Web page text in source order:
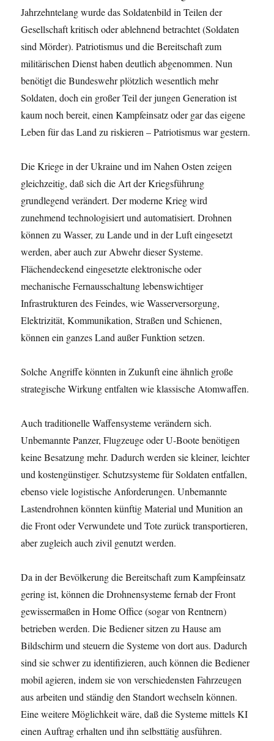
Jahrzehntelang wurde das Soldatenbild in Teilen der
Gesellschaft kritisch oder ablehnend betrachtet (Soldaten
sind Mörder). Patriotismus und die Bereitschaft zum
militärischen Dienst haben deutlich abgenommen. Nun
benötigt die Bundeswehr plötzlich wesentlich mehr
Soldaten, doch ein großer Teil der jungen Generation ist
kaum noch bereit, einen Kampfeinsatz oder gar das eigene
Leben für das Land zu riskieren – Patriotismus war gestern.
Die Kriege in der Ukraine und im Nahen Osten zeigen
gleichzeitig, daß sich die Art der Kriegsführung
grundlegend verändert. Der moderne Krieg wird
zunehmend technologisiert und automatisiert. Drohnen
können zu Wasser, zu Lande und in der Luft eingesetzt
werden, aber auch zur Abwehr dieser Systeme.
Flächendeckend eingesetzte elektronische oder
mechanische Fernausschaltung lebenswichtiger
Infrastrukturen des Feindes, wie Wasserversorgung,
Elektrizität, Kommunikation, Straßen und Schienen,
können ein ganzes Land außer Funktion setzen.
Solche Angriffe könnten in Zukunft eine ähnlich große
strategische Wirkung entfalten wie klassische Atomwaffen.
Auch traditionelle Waffensysteme verändern sich.
Unbemannte Panzer, Flugzeuge oder U-Boote benötigen
keine Besatzung mehr. Dadurch werden sie kleiner, leichter
und kostengünstiger. Schutzsysteme für Soldaten entfallen,
ebenso viele logistische Anforderungen. Unbemannte
Lastendrohnen könnten künftig Material und Munition an
die Front oder Verwundete und Tote zurück transportieren,
aber zugleich auch zivil genutzt werden.
Da in der Bevölkerung die Bereitschaft zum Kampfeinsatz
gering ist, können die Drohnensysteme fernab der Front
gewissermaßen in Home Office (sogar von Rentnern)
betrieben werden. Die Bediener sitzen zu Hause am
Bildschirm und steuern die Systeme von dort aus. Dadurch
sind sie schwer zu identifizieren, auch können die Bediener
mobil agieren, indem sie von verschiedensten Fahrzeugen
aus arbeiten und ständig den Standort wechseln können.
Eine weitere Möglichkeit wäre, daß die Systeme mittels KI
einen Auftrag erhalten und ihn selbsttätig ausführen.